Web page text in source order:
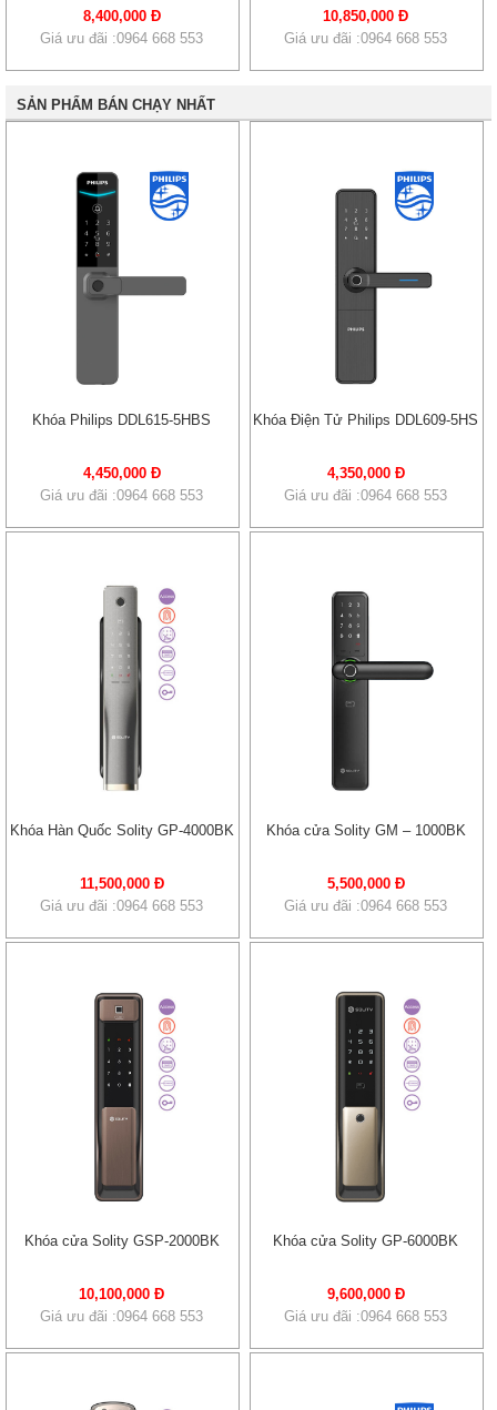
8,400,000 Đ
Giá ưu đãi :0964 668 553
10,850,000 Đ
Giá ưu đãi :0964 668 553
SẢN PHẨM BÁN CHẠY NHẤT
Khóa Philips DDL615-5HBS
4,450,000 Đ
Giá ưu đãi :0964 668 553
Khóa Điện Tử Philips DDL609-5HS
4,350,000 Đ
Giá ưu đãi :0964 668 553
Khóa Hàn Quốc Solity GP-4000BK
11,500,000 Đ
Giá ưu đãi :0964 668 553
Khóa cửa Solity GM – 1000BK
5,500,000 Đ
Giá ưu đãi :0964 668 553
Khóa cửa Solity GSP-2000BK
10,100,000 Đ
Giá ưu đãi :0964 668 553
Khóa cửa Solity GP-6000BK
9,600,000 Đ
Giá ưu đãi :0964 668 553